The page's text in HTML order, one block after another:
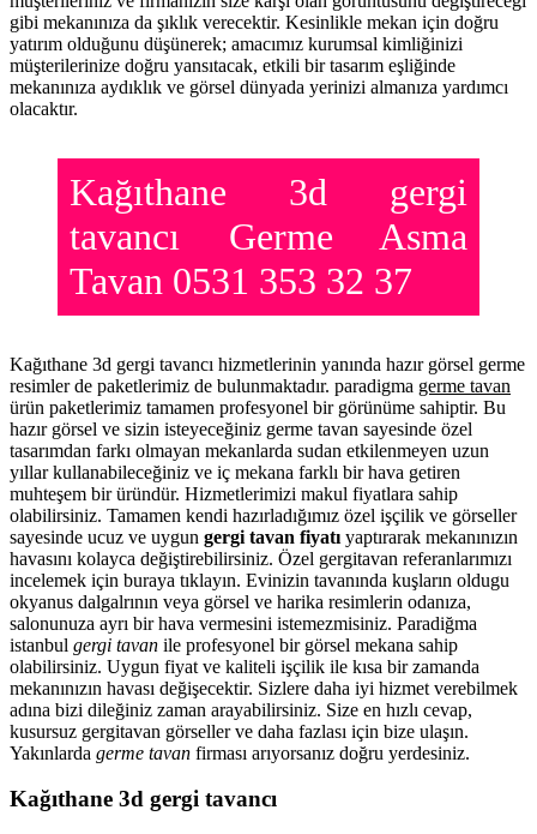
gibi mekanınıza da şıklık verecektir. Kesinlikle mekan için doğru
yatırım olduğunu düşünerek; amacımız kurumsal kimliğinizi
müşterilerinize doğru yansıtacak, etkili bir tasarım eşliğinde
mekanınıza aydıklık ve görsel dünyada yerinizi almanıza yardımcı
olacaktır.
Kağıthane 3d gergi
tavancı Germe Asma
Tavan 0531 353 32 37
Kağıthane 3d gergi tavancı hizmetlerinin yanında hazır görsel germe
resimler de paketlerimiz de bulunmaktadır. paradigma germe tavan
ürün paketlerimiz tamamen profesyonel bir görünüme sahiptir. Bu
hazır görsel ve sizin isteyeceğiniz germe tavan sayesinde özel
tasarımdan farkı olmayan mekanlarda sudan etkilenmeyen uzun
yıllar kullanabileceğiniz ve iç mekana farklı bir hava getiren
muhteşem bir üründür. Hizmetlerimizi makul fiyatlara sahip
olabilirsiniz. Tamamen kendi hazırladığımız özel işçilik ve görseller
sayesinde ucuz ve uygun gergi tavan fiyatı yaptırarak mekanınızın
havasını kolayca değiştirebilirsiniz. Özel gergitavan referanlarımızı
incelemek için buraya tıklayın. Evinizin tavanında kuşların oldugu
okyanus dalgalrının veya görsel ve harika resimlerin odanıza,
salonunuza ayrı bir hava vermesini istemezmisiniz. Paradiğma
istanbul gergi tavan ile profesyonel bir görsel mekana sahip
olabilirsiniz. Uygun fiyat ve kaliteli işçilik ile kısa bir zamanda
mekanınızın havası değişecektir. Sizlere daha iyi hizmet verebilmek
adına bizi dileğiniz zaman arayabilirsiniz. Size en hızlı cevap,
kusursuz gergitavan görseller ve daha fazlası için bize ulaşın.
Yakınlarda germe tavan firması arıyorsanız doğru yerdesiniz.
Kağıthane 3d gergi tavancı